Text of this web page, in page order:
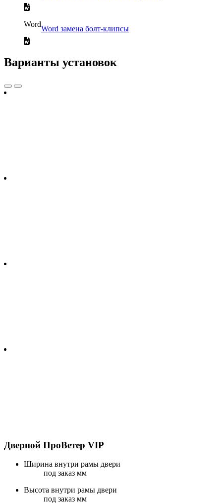
Word
Word замена болт-клипсы
Варианты установок
Дверной ПроВетер VIP
Ширина внутри рамы двери
под заказ мм
Высота внутри рамы двери
под заказ мм